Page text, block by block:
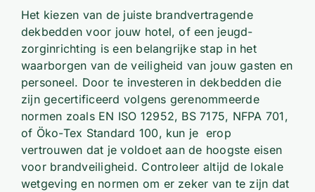
Het kiezen van de juiste brandvertragende
dekbedden voor jouw hotel, of een jeugd-
zorginrichting is een belangrijke stap in het
waarborgen van de veiligheid van jouw gasten en
personeel. Door te investeren in dekbedden die
zijn gecertificeerd volgens gerenommeerde
normen zoals EN ISO 12952, BS 7175, NFPA 701,
of Öko-Tex Standard 100, kun je erop
vertrouwen dat je voldoet aan de hoogste eisen
voor brandveiligheid. Controleer altijd de lokale
wetgeving en normen om er zeker van te zijn dat